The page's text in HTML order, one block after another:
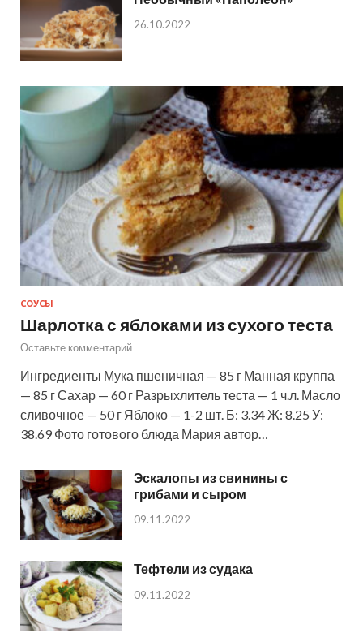
26.10.2022
СОУСЫ
Шарлотка с яблоками из сухого теста
Оставьте комментарий
Ингредиенты Мука пшеничная — 85 г Манная круппа
— 85 г Сахар — 60 г Разрыхлитель теста — 1 ч.л. Масло
сливочное — 50 г Яблоко — 1-2 шт. Б: 3.34 Ж: 8.25 У:
38.69 Фото готового блюда Мария автор…
Эскалопы из свинины с
грибами и сыром
09.11.2022
Тефтели из судака
09.11.2022